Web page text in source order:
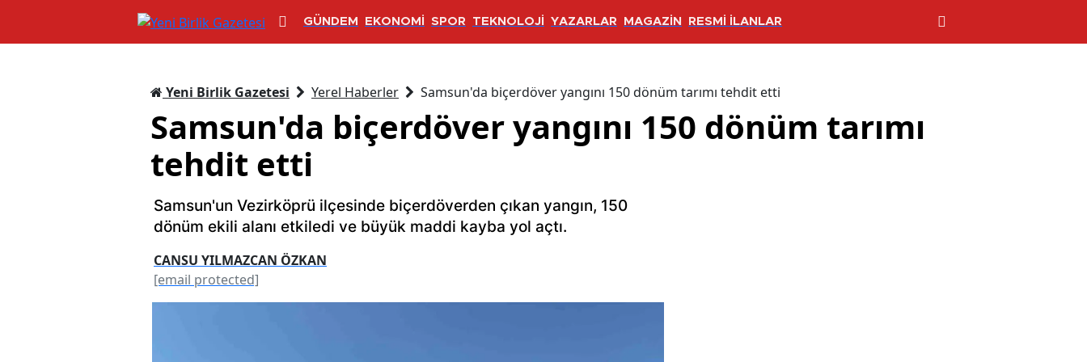
GÜNDEM EKONOMİ SPOR TEKNOLOJİ YAZARLAR MAGAZİN RESMİ İLANLAR
Yeni Birlik Gazetesi Yerel Haberler Samsun'da biçerdöver yangını 150 dönüm tarımı tehdit etti
Samsun'da biçerdöver yangını 150 dönüm tarımı
tehdit etti
Samsun'un Vezirköprü ilçesinde biçerdöverden çıkan yangın, 150
dönüm ekili alanı etkiledi ve büyük maddi kayba yol açtı.
CANSU YILMAZCAN ÖZKAN
[email protected]